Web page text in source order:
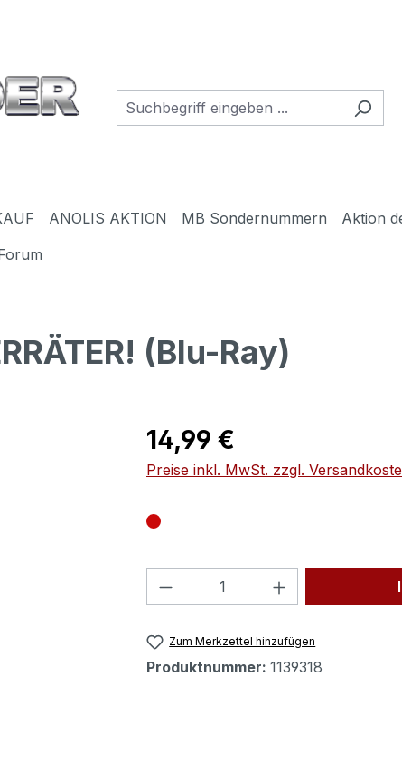
ANOLIS AKTION MB Sondernummern Aktion
(Blu-Ray)
Regulärer Preis:
14,99 €
Preise inkl. MwSt. zzgl.
Produkt Anzahl: Gib
Zum Merkzettel hinzufügen
Produktnummer: 1139318